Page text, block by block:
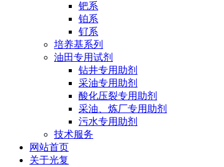
钯系
铂系
钌系
培养基系列
油田专用试剂
钻井专用助剂
采油专用助剂
酸化压裂专用助剂
采油、炼厂专用助剂
污水专用助剂
技术服务
网站首页
关于光复